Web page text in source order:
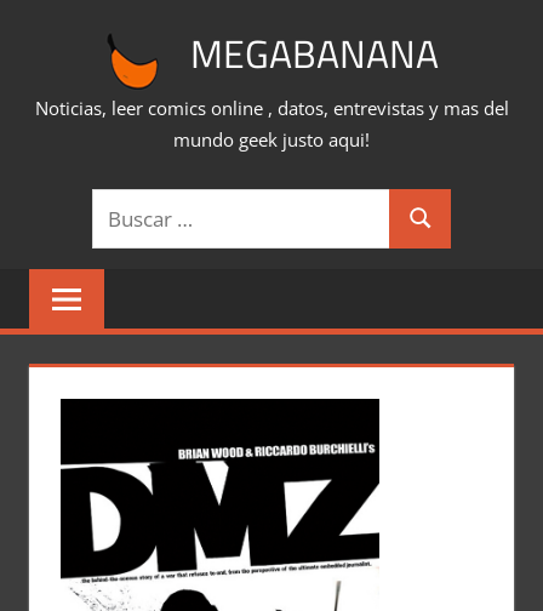
MEGABANANA
Noticias, leer comics online , datos, entrevistas y mas del
mundo geek justo aqui!
Buscar:
Buscar